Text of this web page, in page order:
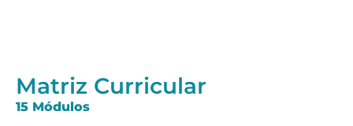
Matriz Curricular
15 Módulos